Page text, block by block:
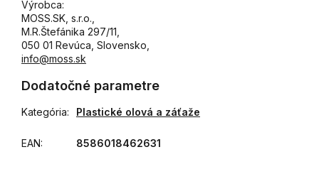
Výrobca:
MOSS.SK, s.r.o.,
M.R.Štefánika 297/11,
050 01 Revúca, Slovensko,
info@moss.sk
Dodatočné parametre
Kategória: Plastické olová a záťaže
EAN: 8586018462631